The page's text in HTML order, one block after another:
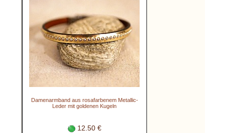
Damenarmband aus rosafarbenem Metallic-
Leder mit goldenen Kugeln
12.50 €